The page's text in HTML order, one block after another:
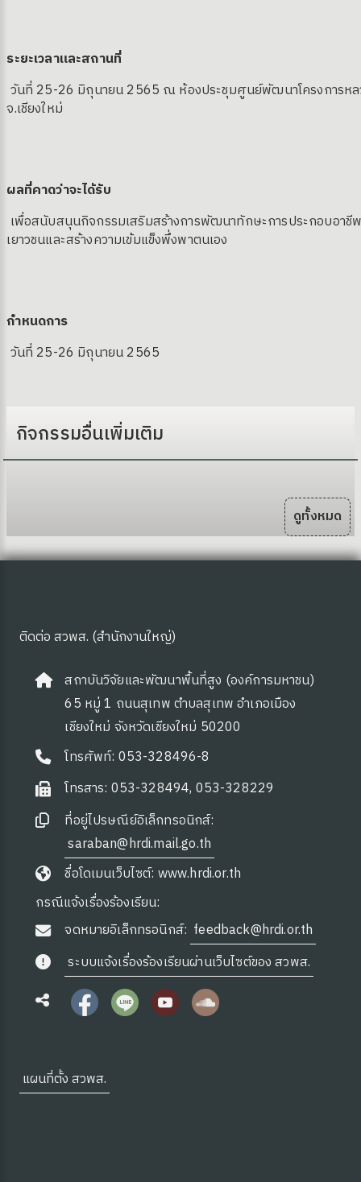
ระยะเวลาและสถานที่
วันที่ 25-26 มิถุนายน 2565 ณ ห้องประชุมศูนย์พัฒนาโครงการหล
จ.เชียงใหม่
ผลที่คาดว่าจะได้รับ
เพื่อสนับสนุนกิจกรรมเสริมสร้างการพัฒนาทักษะการประกอบอาชี
เยาวชนและสร้างความเข้มแข็งพึ่งพาตนเอง
กำหนดการ
วันที่ 25-26 มิถุนายน 2565
กิจกรรมอื่นเพิ่มเติม
ดูทั้งหมด
ติดต่อ สวพส. (สำนักงานใหญ่)
สถาบันวิจัยและพัฒนาพื้นที่สูง (องค์การมหาชน)
65 หมู่ 1 ถนนสุเทพ ตำบลสุเทพ อำเภอเมือง
เชียงใหม่ จังหวัดเชียงใหม่ 50200
โทรศัพท์: 053-328496-8
โทรสาร: 053-328494, 053-328229
ที่อยู่ไปรษณีย์อิเล็กทรอนิกส์:
saraban@hrdi.mail.go.th
ชื่อโดเมนเว็บไซต์: www.hrdi.or.th
กรณีแจ้งเรื่องร้องเรียน:
จดหมายอิเล็กทรอนิกส์: feedback@hrdi.or.th
ระบบแจ้งเรื่องร้องเรียนผ่านเว็บไซต์ของ สวพส.
แผนที่ตั้ง สวพส.